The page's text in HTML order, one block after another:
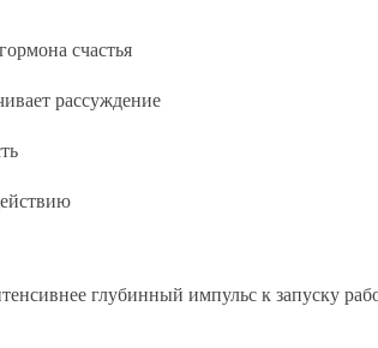
счастья
рассуждение
глубинный импульс к запуску